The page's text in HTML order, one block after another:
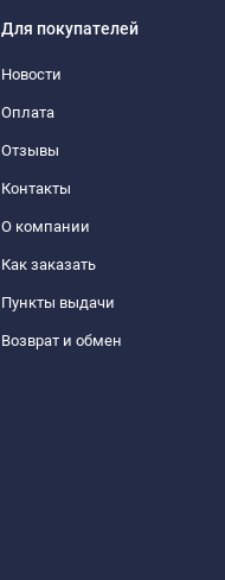
Для покупателей
Новости
Оплата
Отзывы
Контакты
О компании
Как заказать
Пункты выдачи
Возврат и обмен